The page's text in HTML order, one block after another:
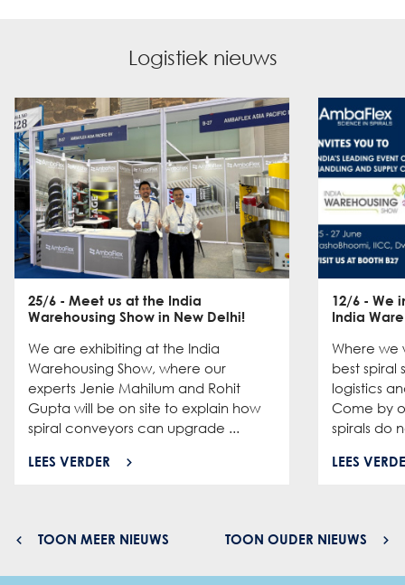
Logistiek nieuws
25/6 - Meet us at the India
Warehousing Show in New Delhi!
We are exhibiting at the India
Warehousing Show, where our
experts Jenie Mahilum and Rohit
Gupta will be on site to explain how
spiral conveyors can upgrade ...
LEES VERDER
12/6 - We
India
Where we
best spiral
logistics
Come by
spirals do
LEES
TOON MEER NIEUWS TOON OUDER NIEUWS